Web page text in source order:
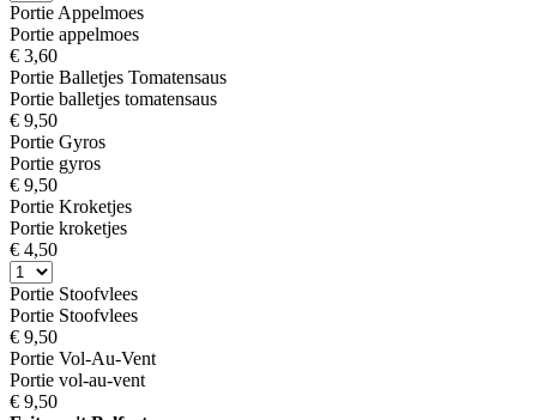
Portie Appelmoes
Portie appelmoes
€ 3,60
Portie Balletjes Tomatensaus
Portie balletjes tomatensaus
€ 9,50
Portie Gyros
Portie gyros
€ 9,50
Portie Kroketjes
Portie kroketjes
€ 4,50
Portie Stoofvlees
Portie Stoofvlees
€ 9,50
Portie Vol-Au-Vent
Portie vol-au-vent
€ 9,50